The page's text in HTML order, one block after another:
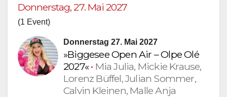
Donnerstag, 27. Mai 2027
(1 Event)
Donnerstag 27. Mai 2027
»Biggesee Open Air – Olpe Olé
2027«• Mia Julia, Mickie Krause,
Lorenz Büffel, Julian Sommer,
Calvin Kleinen, Malle Anja